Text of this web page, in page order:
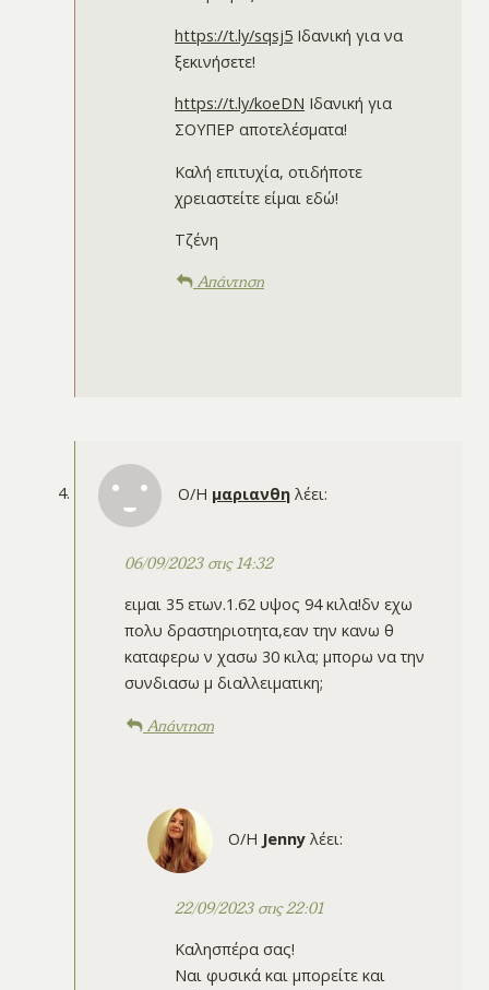
https://t.ly/sqsj5 Ιδανική για να
ξεκινήσετε!
https://t.ly/koeDN Ιδανική για
ΣΟΥΠΕΡ αποτελέσματα!
Καλή επιτυχία, οτιδήποτε
χρειαστείτε είμαι εδώ!
Τζένη
Απάντηση
Ο/Η μαριανθη λέει:
06/09/2023 στις 14:32
ειμαι 35 ετων.1.62 υψος 94 κιλα!δν εχω
πολυ δραστηριοτητα,εαν την κανω θ
καταφερω ν χασω 30 κιλα; μπορω να την
συνδιασω μ διαλλειματικη;
Απάντηση
Ο/Η Jenny λέει:
22/09/2023 στις 22:01
Καλησπέρα σας!
Ναι φυσικά και μπορείτε και